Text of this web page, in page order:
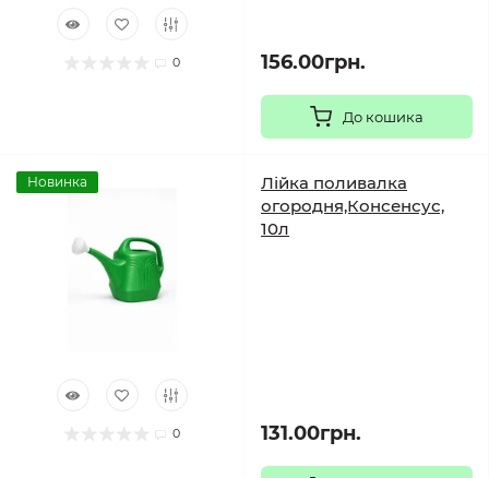
0 156.00грн.
До кошика
Новинка
0
Лійка поливалка
огородня,Консенсус,
10л
131.00грн.